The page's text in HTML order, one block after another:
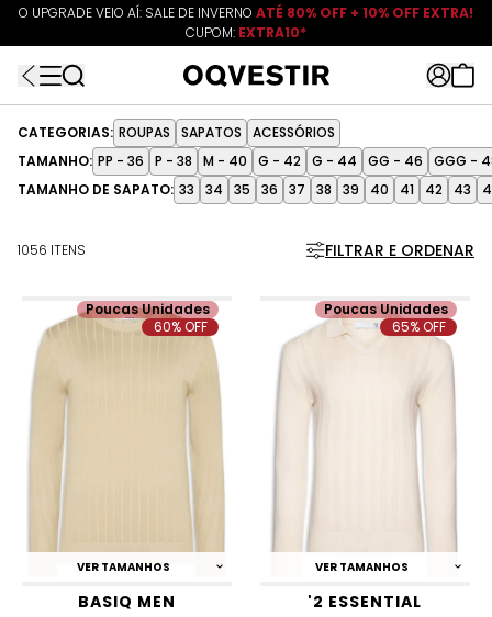
O UPGRADE VEIO AÍ: SALE DE INVERNO ATÉ 80% OFF + 10% OFF EXTRA!
CUPOM: EXTRA10*
10% OFF EXTRA
CUPOM:
EXTRA10FRETEAPP
R$499*
CATEGORIAS: ROUPAS SAPATOS
ACESSÓRIOS
TAMANHO: PP - 36 P - 38 M - 40 G - 42 G - 44 GG - 46
GGG -
TAMANHO DE SAPATO: 33 34 35 36 37 38 39 40 41 42 43
1056 ITENS FILTRAR E ORDENAR
VER TAMANHOS
BASIQ MEN
Poucas Unidades
60% OFF
VER TAMANHOS
'2 ESSENTIAL
Poucas Unidades
65% OFF